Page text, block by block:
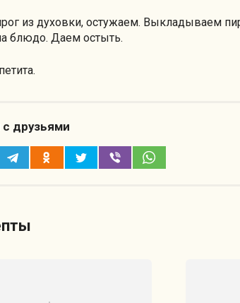
из духовки, остужаем. Выкладываем
блюдо. Даем остыть.
друзьями